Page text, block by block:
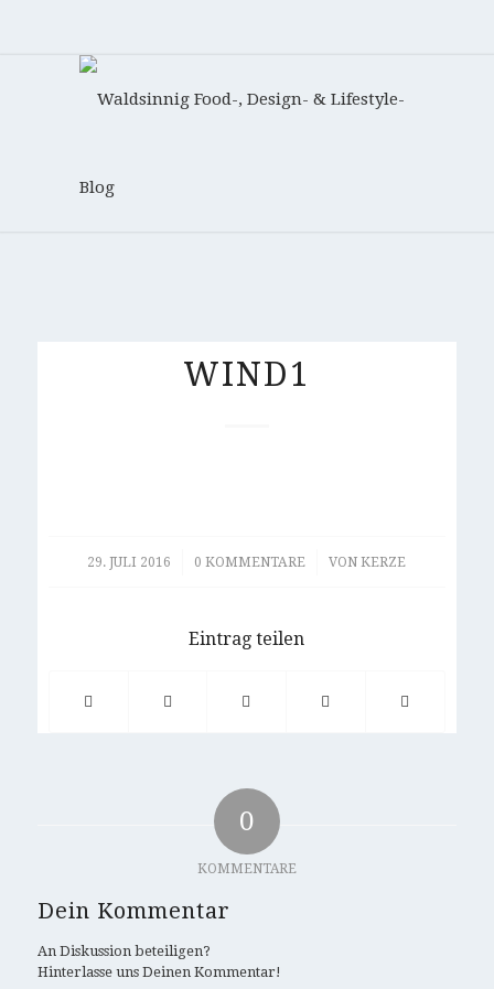
WIND1
29. JULI 2016
/ 0 KOMMENTARE
/ VONKERZE
Eintrag teilen
0
KOMMENTARE
Dein Kommentar
An Diskussion beteiligen?
Hinterlasse uns Deinen Kommentar!